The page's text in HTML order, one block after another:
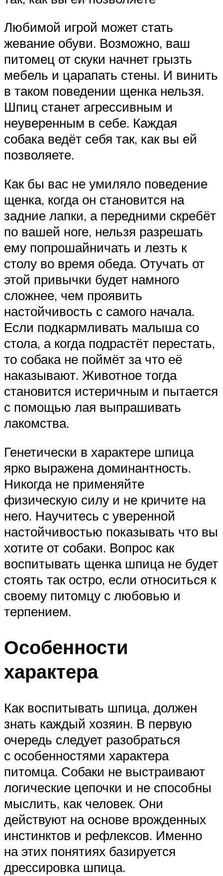
Любимой игрой может стать
жевание обуви. Возможно, ваш
питомец от скуки начнет грызть
мебель и царапать стены. И винить
в таком поведении щенка нельзя.
Шпиц станет агрессивным и
неуверенным в себе. Каждая
собака ведёт себя так, как вы ей
позволяете.
Как бы вас не умиляло поведение
щенка, когда он становится на
задние лапки, а передними скребёт
по вашей ноге, нельзя разрешать
ему попрошайничать и лезть к
столу во время обеда. Отучать от
этой привычки будет намного
сложнее, чем проявить
настойчивость с самого начала.
Если подкармливать малыша со
стола, а когда подрастёт перестать,
то собака не поймёт за что её
наказывают. Животное тогда
становится истеричным и пытается
с помощью лая выпрашивать
лакомства.
Генетически в характере шпица
ярко выражена доминантность.
Никогда не применяйте
физическую силу и не кричите на
него. Научитесь с уверенной
настойчивостью показывать что вы
хотите от собаки. Вопрос как
воспитывать щенка шпица не будет
стоять так остро, если относиться к
своему питомцу с любовью и
терпением.
Особенности
характера
Как воспитывать шпица, должен
знать каждый хозяин. В первую
очередь следует разобраться
с особенностями характера
питомца. Собаки не выстраивают
логические цепочки и не способны
мыслить, как человек. Они
действуют на основе врожденных
инстинктов и рефлексов. Именно
на этих понятиях базируется
дрессировка шпица.